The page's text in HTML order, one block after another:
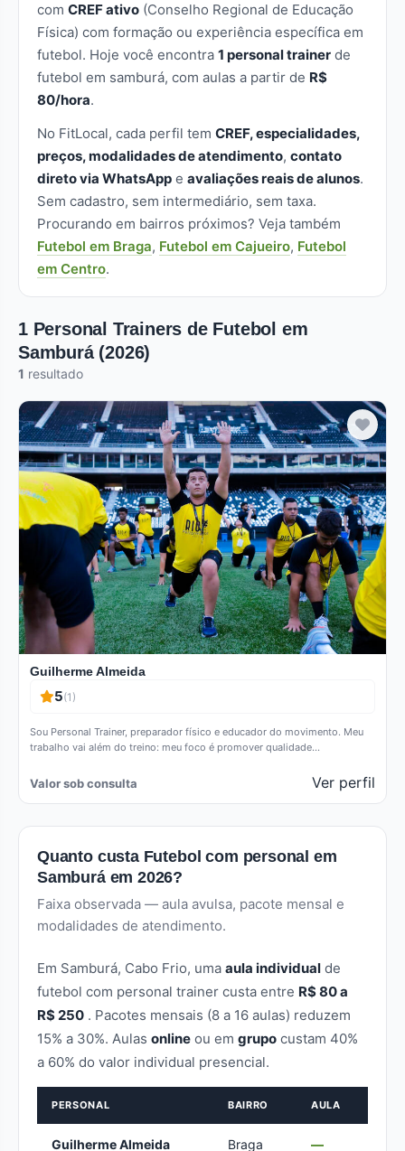
com CREF ativo (Conselho Regional de Educação
Física) com formação ou experiência específica em
futebol. Hoje você encontra 1 personal trainer de
futebol em samburá, com aulas a partir de R$
80/hora.
No FitLocal, cada perfil tem CREF, especialidades,
preços, modalidades de atendimento, contato
direto via WhatsApp e avaliações reais de alunos.
Sem cadastro, sem intermediário, sem taxa.
Procurando em bairros próximos? Veja também
Futebol em Braga, Futebol em Cajueiro, Futebol
em Centro.
1 Personal Trainers de Futebol em
Samburá (2026)
1 resultado
Verificado
Guilherme Almeida
5(1)
Sou Personal Trainer, preparador físico e educador do movimento. Meu
trabalho vai além do treino: meu foco é promover qualidade…
Valor sob consulta Ver perfil
Quanto custa Futebol com personal em
Samburá em 2026?
Faixa observada — aula avulsa, pacote mensal e
modalidades de atendimento.
Em Samburá, Cabo Frio, uma aula individual de
futebol com personal trainer custa entre R$ 80 a
R$ 250 . Pacotes mensais (8 a 16 aulas) reduzem
15% a 30%. Aulas online ou em grupo custam 40%
a 60% do valor individual presencial.
PERSONAL BAIRRO AULA
Guilherme Almeida Braga —